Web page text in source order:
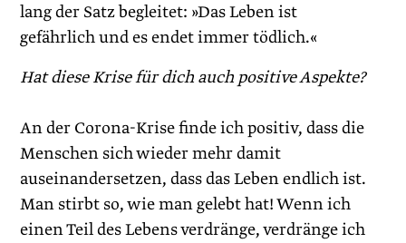
lang der Satz begleitet: »Das Leben ist
gefährlich und es endet immer tödlich.«
Hat diese Krise für dich auch positive Aspekte?
An der Corona-Krise finde ich positiv, dass die
Menschen sich wieder mehr damit
auseinandersetzen, dass das Leben endlich ist.
Man stirbt so, wie man gelebt hat! Wenn ich
einen Teil des Lebens verdränge, verdränge ich